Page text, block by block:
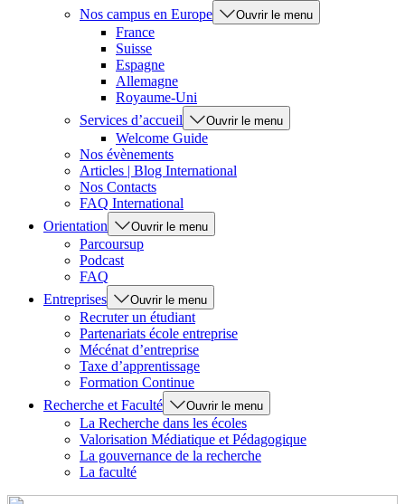
Nos campus en Europe
Ouvrir le menu
France
Suisse
Espagne
Allemagne
Royaume-Uni
Services d’accueil
Ouvrir le menu
Welcome Guide
Nos évènements
Articles | Blog International
Nos Contacts
FAQ International
Orientation
Ouvrir le menu
Parcoursup
Podcast
FAQ
Entreprises
Ouvrir le menu
Recruter un étudiant
Partenariats école entreprise
Mécénat d’entreprise
Taxe d’apprentissage
Formation Continue
Recherche et Faculté
Ouvrir le menu
La Recherche dans les écoles
Valorisation Médiatique et Pédagogique
La gouvernance de la recherche
La faculté